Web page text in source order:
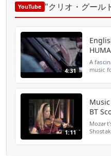
YouTube "クリオ・グール
4:31
A
music
1:11
BT